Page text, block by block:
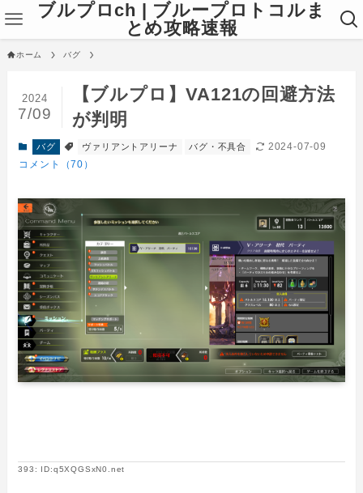
ブルプロch | ブループロトコルま
とめ攻略速報
ホーム バグ
【ブルプロ】VA121の回避方法
が判明
2024
7/09
バグ ヴァリアントアリーナ バグ・不具合
2024-07-09
コメント（70）
393: ID:q5XQGSxN0.net